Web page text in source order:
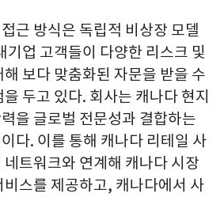
근 방식은 독립적 비상장 모델
기업 고객들이 다양한 리스크 및
보다 맞춤화된 자문을 받을 수
두고 있다. 회사는 캐나다 현지
을 글로벌 전문성과 결합하는
다. 이를 통해 캐나다 리테일 사
트워크와 연계해 캐나다 시장
스를 제공하고, 캐나다에서 사